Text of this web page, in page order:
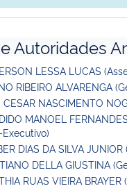
Autoridades
LESSA LUCAS
RIBEIRO ALVARENGA
CESAR NASCIMENTO
MANOEL
DIAS DA SILVA JUNIOR
DELLA GIUSTINA
RUAS VIEIRA BRAYER